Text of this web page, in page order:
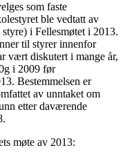
som faste
ble vedtatt av
i Fellesmøtet i 2013.
til styrer innenfor
vært diskutert i mange år,
i 2009 før
Bestemmelsen er
av unntaket om
etter daværende
møte av 2013: